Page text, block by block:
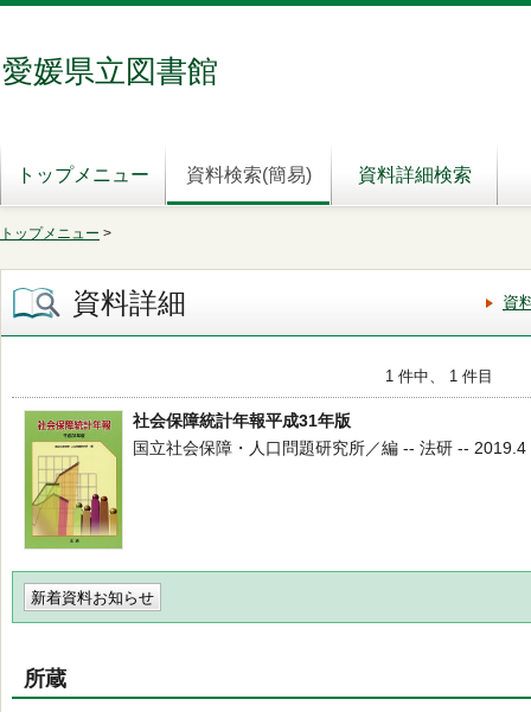
愛媛県立図書館
トップメニュー 資料検索(簡易) 資料詳細検索
トップメニュー >
資料詳細 資
1 件中、 1 件目
社会保障統計年報平成31年版
国立社会保障・人口問題研究所／編 -- 法研 --
新着資料お知らせ
所蔵